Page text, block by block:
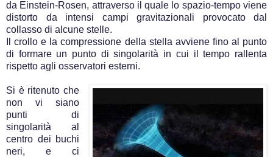
da Einstein-Rosen, attraverso il quale lo spazio-tempo viene
distorto da intensi campi gravitazionali provocato dal
collasso di alcune stelle.
Il crollo e la compressione della stella avviene fino al punto
di formare un punto di singolarità in cui il tempo rallenta
rispetto agli osservatori esterni.
Si è ritenuto che
non vi siano
punti di
singolarità al
centro dei buchi
neri, e ci